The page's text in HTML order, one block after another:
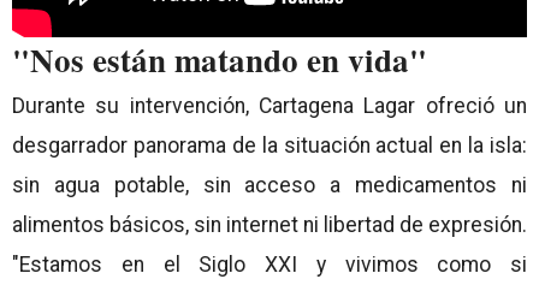
"Nos están matando en vida"
Durante su intervención, Cartagena Lagar ofreció un
desgarrador panorama de la situación actual en la isla:
sin agua potable, sin acceso a medicamentos ni
alimentos básicos, sin internet ni libertad de expresión.
"Estamos en el Siglo XXI y vivimos como si